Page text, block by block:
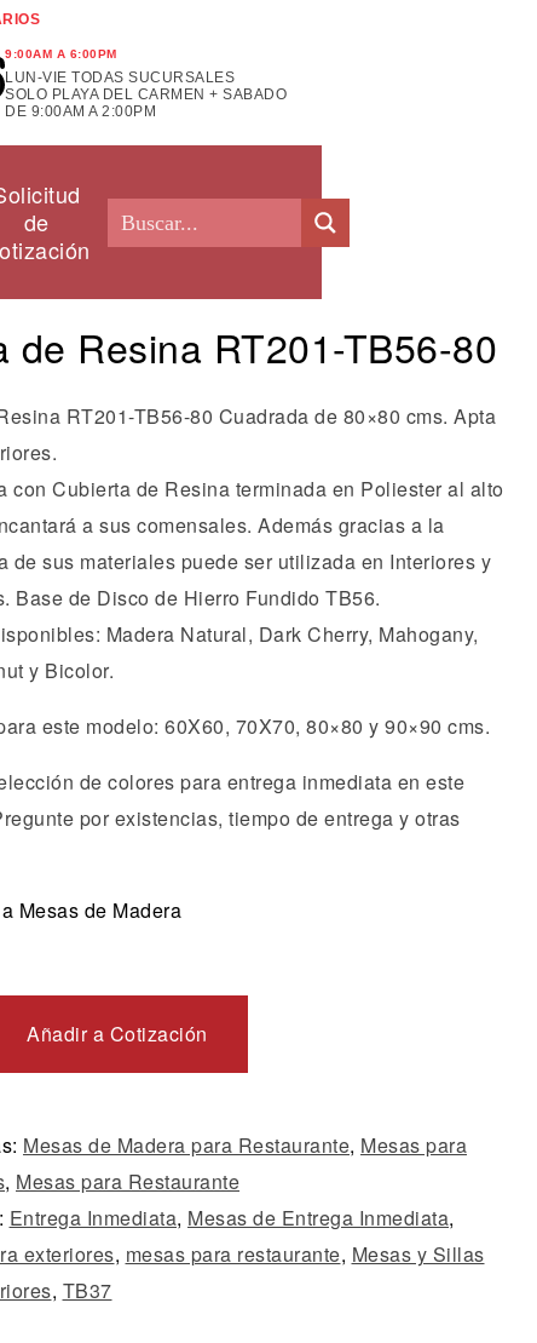
9:00AM A 6:00PM
LUN-VIE TODAS SUCURSALES
SOLO PLAYA DEL CARMEN + SABADO
DE 9:00AM A 2:00PM
de
de Resina RT201-TB56-80
RT201-TB56-80 Cuadrada de 80×80 cms. Apta
con Cubierta de Resina terminada en Poliester al alto
a sus comensales. Además gracias a la
de sus materiales puede ser utilizada en Interiores y
Base de Disco de Hierro Fundido TB56.
Madera Natural, Dark Cherry, Mahogany,
y Bicolor.
este modelo: 60X60, 70X70, 80×80 y 90×90 cms.
de colores para entrega inmediata en este
por existencias, tiempo de entrega y otras
Mesas de Madera
Añadir a Cotización
Mesas de Madera para Restaurante, Mesas para
, Mesas para Restaurante
Entrega Inmediata, Mesas de Entrega Inmediata,
exteriores, mesas para restaurante, Mesas y Sillas
, TB37